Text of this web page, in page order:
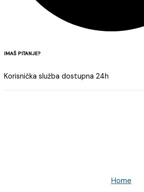
IMAŠ PITANJE?
Korisnička služba dostupna 24h
Home